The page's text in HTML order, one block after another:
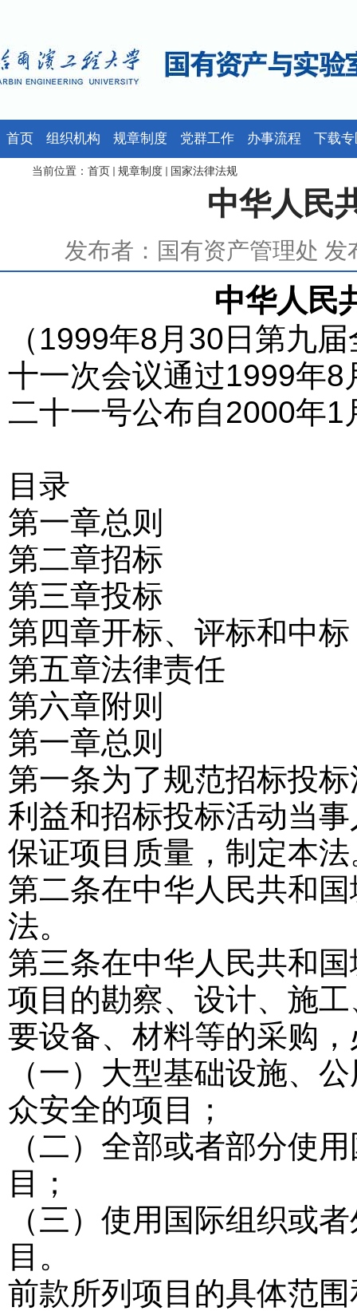
首页 组织机构 规章制度 党群工作 办事流程 下载
当前位置： 首页 规章制度 国家法律法规
中华人民
发布者：国有资产管理处 发
中华人民
（ 1999年8 月 30 日 第九
十一次会议通过1999年8
二十一号公布自2000年1
目 录
第一章总则
第二章招标
第三章投标
第四章开标、评标和中标
第五章法律责任
第六章附则
第一章总则
第一条为了规范招标投
利益和招标投标活动当
保证项目质量，制定本法
第二条在中华人民共和
法。
第三条在中华人民共和
项目的勘察、设计、施
要设备、材料等的采购
（一）大型基础设施、
众安全的项目；
（二）全部或者部分使
目；
（三）使用国际组织或
目。
前款所列项目的具体范